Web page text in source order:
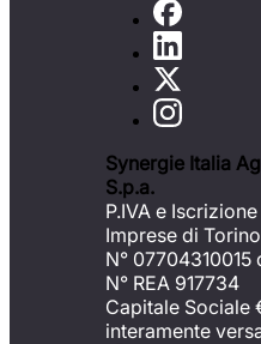
Synergie Italia
S.p.a.
P.IVA e
Imprese di Torino
N°
N° REA 917734
Capitale Sociale
interamente